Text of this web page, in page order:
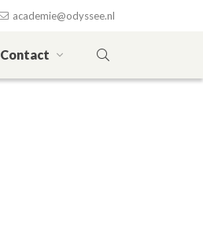
academie@odyssee.nl
Contact